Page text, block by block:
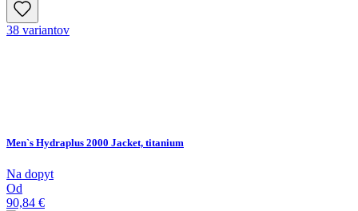
38 variantov
Men`s Hydraplus 2000 Jacket, titanium
Na dopyt
Od
90,84 €